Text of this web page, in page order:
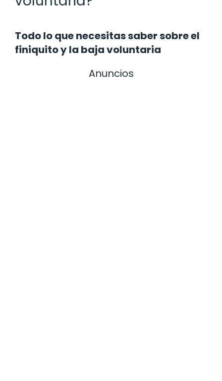
Todo lo que necesitas saber sobre el
finiquito y la baja voluntaria
Anuncios